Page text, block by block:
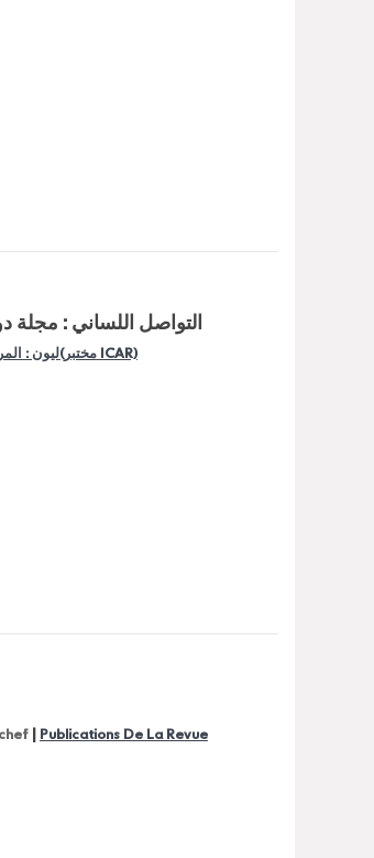
التواصل اللساني : مجلة
ليون : المركز الوطني للبحث العلمي(مختبر ICAR)
Publications De La Revue